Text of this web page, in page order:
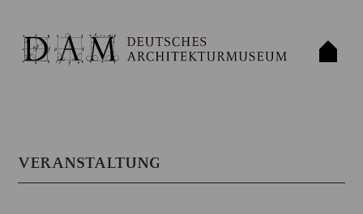
VERANSTALTUNG